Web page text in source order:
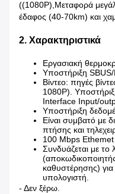
((1080P),Μεταφορά
έδαφος (40-70km) και
2. Χαρακτηριστικά
Εργασιακή
Υποστήριξη
Βίντεο: πηγές
1080P).
Interface Input/
Υποστήριξη
Είναι συμβατό με
πτήσης και
100 Mbps Ethemet
Συνδυάζεται με το
καθυστέρησης) για
υπολογιστή.
- Δεν ξέρω.